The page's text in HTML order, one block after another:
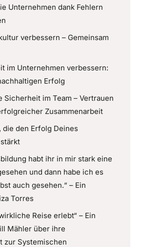
Unternehmen dank Fehlern
verbessern – Gemeinsam
im Unternehmen verbessern:
Erfolg
Sicherheit im Team – Vertrauen
Zusammenarbeit
die den Erfolg Deines
habt ihr in mir stark eine
und dann habe ich es
auch gesehen.“ – Ein
Torres
Reise erlebt“ – Ein
Mähler über ihre
zur Systemischen